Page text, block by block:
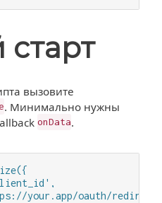
вызовите
. Минимально нужны
onData.
your.app/oauth/